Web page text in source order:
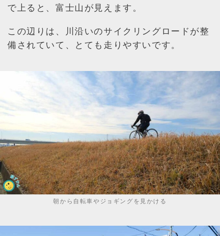
で上ると、富士山が見えます。
この辺りは、川沿いのサイクリングロードが整
備されていて、とても走りやすいです。
朝から自転車やジョギングを見かける